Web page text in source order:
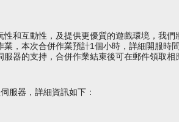
性和互動性，及提供更優質的遊戲環境，我
業，本次合併作業預計1個小時，詳細開服時
服器的支持，合併作業結束後可在郵件領取
服器，詳細資訊如下：